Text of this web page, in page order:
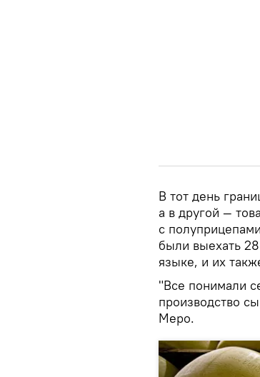
В тот день
а в другой —
с
были выехать
языке, и их
"Все понимали
производство
Меро.